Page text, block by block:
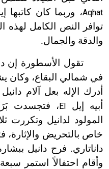
Aqhat، وربما كان كاتبها
توافر النص الكامل لهذه
والدقة والجمال.
تقول الأسطورة إن
في شمالي البقاع، وكان
أدرك الإله بعل آلام
أبيه إيل
El ، فتجسدت
المولود لدانيل
خاص بالتحريض
داناتاري. فرح دانيل
وأقام احتفالاً استمر